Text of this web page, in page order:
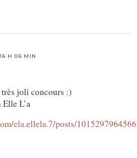
H 06 MIN
joli concours :)
L’a
ela.ellela.7/posts/